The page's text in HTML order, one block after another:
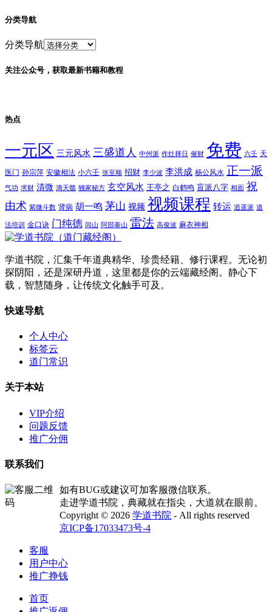
分类导航
分类导航
关注公众号，获取最新书籍和教程
热点
一元区 三元风水 三盛道人 中州派 作灶择日 催财 免费 六壬 天
医门 孙宗萍 安徽相法 小六壬 张至顺 招财 李少波 李洪成 杨公风水 正一派
气功 求财 清微 滴天髓 独家秘方 玄空风水 王亭之 白鹤鸣 盲派八字 相面 祝
由术 紫微斗数 肾病 胡一鸣 茅山 视频 视频课程 转运 逍遥派 道
法培训 金口诀 门纯德 闾山 阿部泰山 雷法 高俊波 麻衣神相
学道书院，汇集千年道典精华、珍贵经籍、修行课程。无论初
探阴阳，还是深研丹道，这里都是你的云端藏经阁。静心下
载，智慧随身，让传统文化触手可及。
快速导航
个人中心
标签云
道门常识
关于本站
VIP介绍
问题反馈
推广分佣
联系我们
如有BUG或建议可加客服微信联系。
走进学道书院，典藏就在指尖，大道就在眼前。
Copyright © 2026 学道书院 - All rights reserved
京ICP备17033473号-4
客服
用户中心
推广挣钱
首页